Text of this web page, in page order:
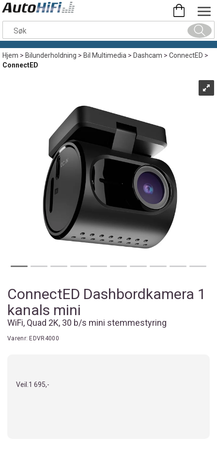
Hjem>Bilunderholdning>Bil Multimedia>Dashcam>ConnectED>
ConnectED
ConnectED Dashbordkamera 1
kanals mini
WiFi, Quad 2K, 30 b/s mini stemmestyring
Varenr: EDVR4000
Veil. 1 695,-